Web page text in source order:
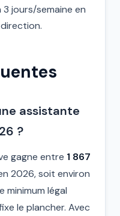
jours/semaine en
assistante
?
gagne entre 1 867
2026, soit environ
minimum légal
le plancher. Avec